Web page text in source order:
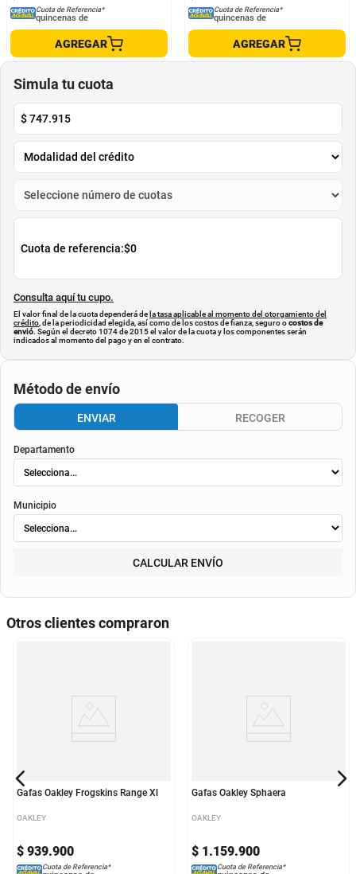
Cuota de Referencia*
quincenas de
AGREGAR
Cuota de Referencia*
quincenas de
AGREGAR
Simula tu cuota
$747.915
Cuota de referencia:$0
Consulta aquí tu cupo.
El valor final de la cuota dependerá de la tasa aplicable al momento del otorgamiento del
crédito , de la periodicidad elegida, así como de los costos de fianza, seguro ocostos de
envió. Según el decreto 1074 de 2015 el valor de la cuota y los componentes serán
indicados al momento del pago y en el contrato.
Método de envío
ENVIAR RECOGER
Departamento
Municipio
CALCULAR ENVÍO
Otros clientes compraron
Gafas Oakley Frogskins Range Xl
OAKLEY
$ 939.900
Cuota de Referencia*
Gafas Oakley Sphaera
OAKLEY
$ 1.159.900
Cuota de Referencia*